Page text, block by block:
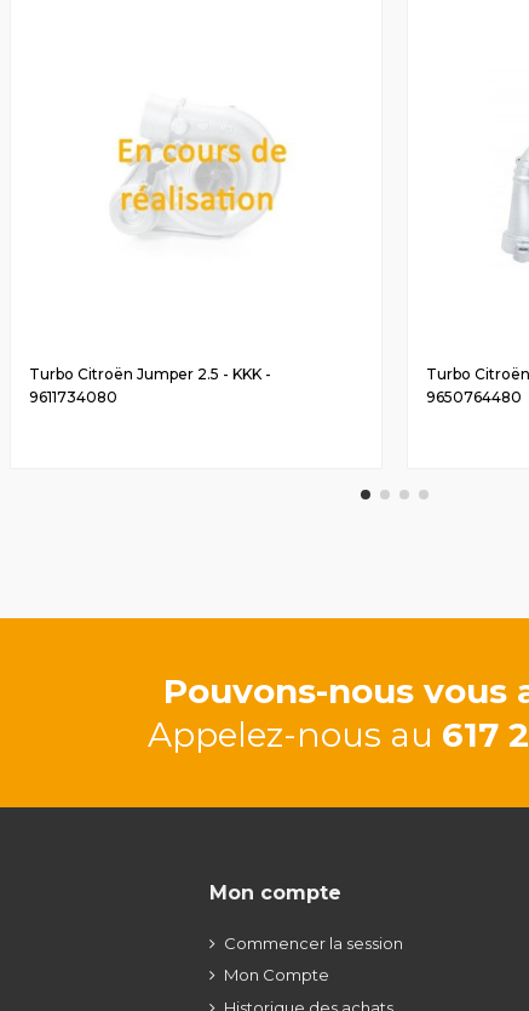
Turbo Citroën Jumper 2.5 - KKK -
9611734080
Turbo
9650764480
Pouvons-nous vous
Appelez-nous au 617
Mon compte
Commencer la session
Mon Compte